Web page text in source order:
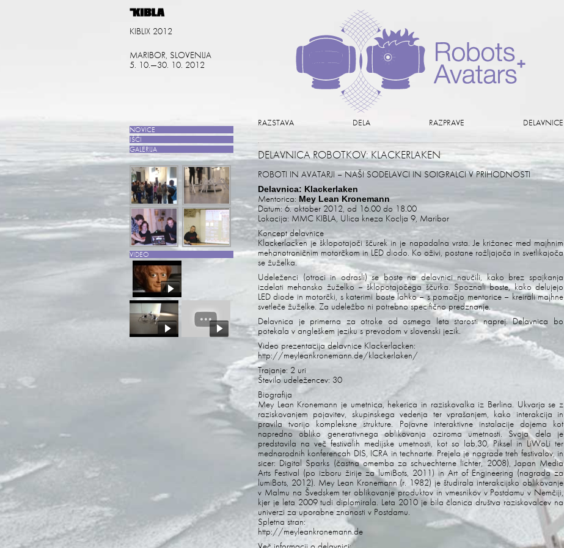
KIBLIX 2012
MARIBOR, SLOVENIJA
5. 10.—30. 10. 2012
NOVICE
IŠČI
GALERIJA
VIDEO
RAZSTAVA DELA RAZPRAVE DELAVNICE
DELAVNICA ROBOTKOV: KLACKERLAKEN
ROBOTI IN AVATARJI – NAŠI SODELAVCI IN SOIGRALCI V PRIHODNOSTI
Delavnica: Klackerlaken
Mentorica: Mey Lean Kronemann
Datum: 6. oktober 2012, od 16.00 do 18.00
Lokacija: MMC KIBLA, Ulica kneza Koclja 9, Maribor
Koncept delavnice
Klackerlacken je šklopotajoči ščurek in je napadalna vrsta. Je križanec med majhnim
mehanotroničnim motorčkom in LED diodo. Ko oživi, postane rožljajoča in svetlikajoča
se žuželka.
Udeleženci (otroci in odrasli) se boste na delavnici naučili, kako brez spajkanja
izdelati mehansko žuželko – šklopotajočega ščurka. Spoznali boste, kako delujejo
LED diode in motorčki, s katerimi boste lahko – s pomočjo mentorice – kreirali majhne
svetleče žuželke. Za udeležbo ni potrebno specifično predznanje.
Delavnica je primerna za otroke od osmega leta starosti naprej. Delavnica bo
potekala v angleškem jeziku s prevodom v slovenski jezik.
Video prezentacija delavnice Klackerlacken:
http://meyleankronemann.de/klackerlaken/
Trajanje: 2 uri
Število udeležencev: 30
Biografija
Mey Lean Kronemann je umetnica, hekerica in raziskovalka iz Berlina. Ukvarja se z
raziskovanjem pojavitev, skupinskega vedenja ter vprašanjem, kako interakcija in
pravila tvorijo kompleksne strukture. Pojavne interaktivne instalacije dojema kot
napredno obliko generativnega oblikovanja oziroma umetnosti. Svoja dela je
predstavila na več festivalih medijske umetnosti, kot so lab.30, Piksel in LiWoLi ter
mednarodnih konferencah DIS, ICRA in technarte. Prejela je nagrade treh festivalov, in
sicer: Digital Sparks (častna omemba za schuechterne lichter, 2008), Japan Media
Arts Festival (po izboru žirije za lumiBots, 2011) in Art of Engineering (nagrada za
lumiBots, 2012). Mey Lean Kronemann (r. 1982) je študirala interakcijsko oblikovanje
v Malmu na Švedskem ter oblikovanje produktov in vmesnikov v Postdamu v Nemčiji,
kjer je leta 2009 tudi diplomirala. Leta 2010 je bila članica društva raziskovalcev na
univerzi za uporabne znanosti v Postdamu.
Spletna stran:
http://meyleankronemann.de